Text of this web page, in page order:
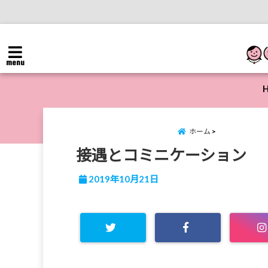
menu
ホーム
接遇とコミニケーション
2019年10月21日